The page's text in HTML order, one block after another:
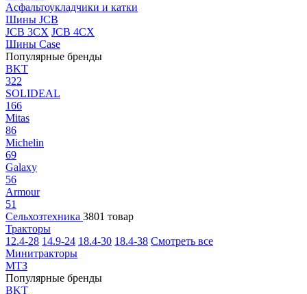
Асфальтоукладчики и катки
Шины JCB
JCB 3CX JCB 4CX
Шины Case
Популярные бренды
BKT
322
SOLIDEAL
166
Mitas
86
Michelin
69
Galaxy
56
Armour
51
Сельхозтехника 3801 товар
Тракторы
12.4-28 14.9-24 18.4-30 18.4-38 Смотреть все
Минитракторы
МТЗ
Популярные бренды
BKT